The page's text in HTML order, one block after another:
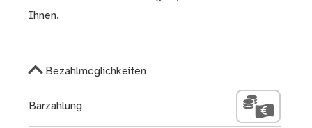
Ihnen.
Bezahlmöglichkeiten
Barzahlung